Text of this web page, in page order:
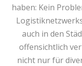
haben: Kein
auch in den
offensichtlich
nicht nur für